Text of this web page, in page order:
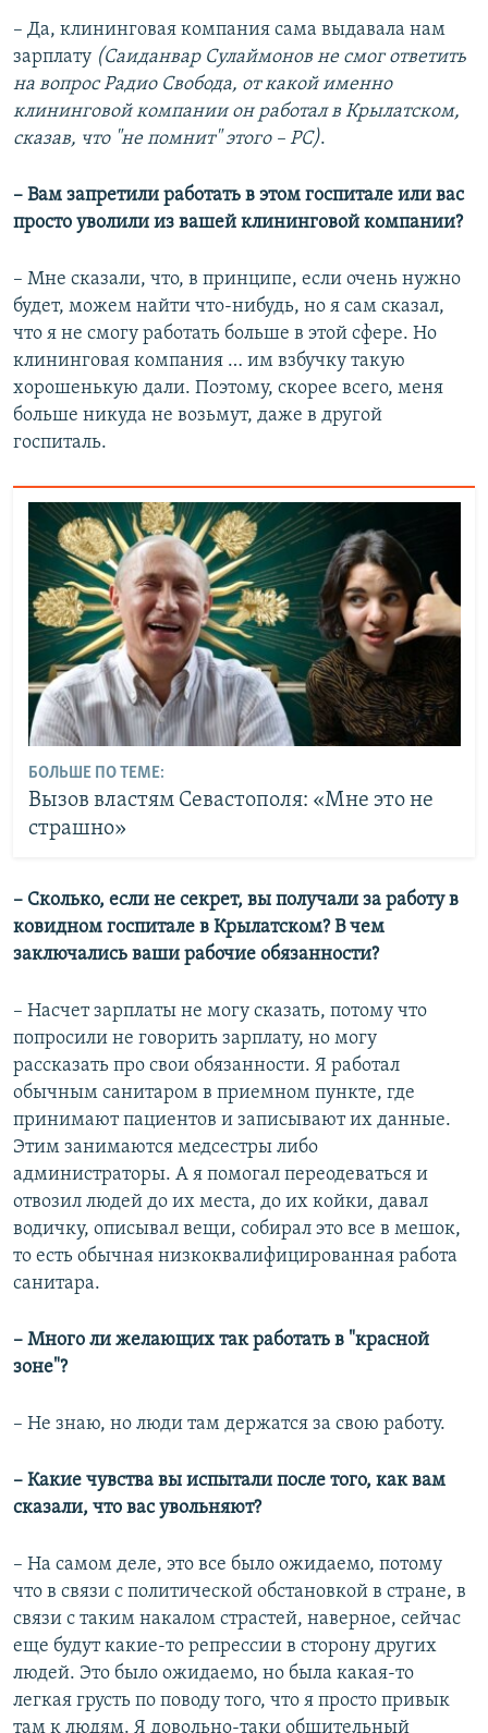
– Да, клининговая компания сама выдавала нам
зарплату (Саиданвар Сулаймонов не смог ответить
на вопрос Радио Свобода, от какой именно
клининговой компании он работал в Крылатском,
сказав, что "не помнит" этого – РС).
– Вам запретили работать в этом госпитале или вас
просто уволили из вашей клининговой компании?
– Мне сказали, что, в принципе, если очень нужно
будет, можем найти что-нибудь, но я сам сказал,
что я не смогу работать больше в этой сфере. Но
клининговая компания … им взбучку такую
хорошенькую дали. Поэтому, скорее всего, меня
больше никуда не возьмут, даже в другой
госпиталь.
БОЛЬШЕ ПО ТЕМЕ:
Вызов властям Севастополя: «Мне это не
страшно»
– Сколько, если не секрет, вы получали за работу в
ковидном госпитале в Крылатском? В чем
заключались ваши рабочие обязанности?
– Насчет зарплаты не могу сказать, потому что
попросили не говорить зарплату, но могу
рассказать про свои обязанности. Я работал
обычным санитаром в приемном пункте, где
принимают пациентов и записывают их данные.
Этим занимаются медсестры либо
администраторы. А я помогал переодеваться и
отвозил людей до их места, до их койки, давал
водичку, описывал вещи, собирал это все в мешок,
то есть обычная низкоквалифицированная работа
санитара.
– Много ли желающих так работать в "красной
зоне"?
– Не знаю, но люди там держатся за свою работу.
– Какие чувства вы испытали после того, как вам
сказали, что вас увольняют?
– На самом деле, это все было ожидаемо, потому
что в связи с политической обстановкой в стране, в
связи с таким накалом страстей, наверное, сейчас
еще будут какие-то репрессии в сторону других
людей. Это было ожидаемо, но была какая-то
легкая грусть по поводу того, что я просто привык
там к людям. Я довольно-таки общительный